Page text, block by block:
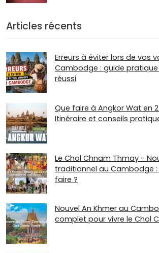
Articles récents
Erreurs à éviter lors de vos
Cambodge : guide
réussi
Que faire à Angkor Wat en
Itinéraire et conseils
Le Chol Chnam Thmay -
traditionnel au Cambodge
faire ?
Nouvel An Khmer au
complet pour vivre le Chol